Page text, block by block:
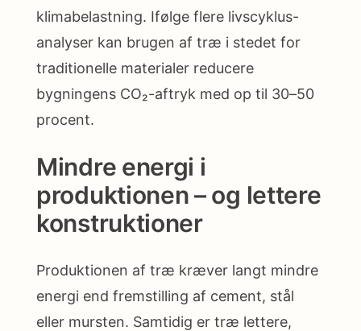
klimabelastning. Ifølge flere livscyklus-
analyser kan brugen af træ i stedet for
traditionelle materialer reducere
bygningens CO₂-aftryk med op til 30–50
procent.
Mindre energi i
produktionen – og lettere
konstruktioner
Produktionen af træ kræver langt mindre
energi end fremstilling af cement, stål
eller mursten. Samtidig er træ lettere,